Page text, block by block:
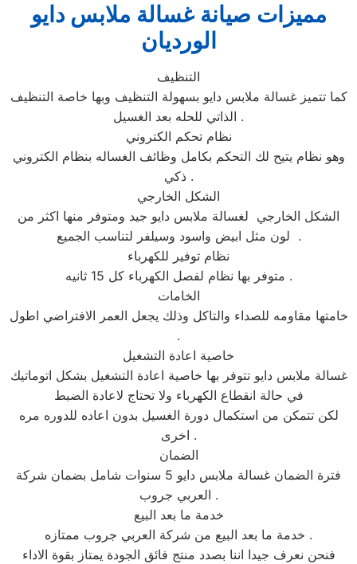
مميزات صيانة غسالة ملابس دايو
الورديان
التنظيف
كما تتميز غسالة ملابس دايو بسهولة التنظيف وبها خاصة التنظيف
الذاتي للحله بعد الغسيل .
نظام تحكم الكتروني
وهو نظام يتيح لك التحكم بكامل وظائف الغساله بنظام الكتروني
ذكي .
الشكل الخارجي
الشكل الخارجي لغسالة ملابس دايو جيد ومتوفر منها اكثر من
لون مثل ابيض واسود وسيلفر لتناسب الجميع .
نظام توفير للكهرباء
متوفر بها نظام لفصل الكهرباء كل 15 ثانيه .
الخامات
خامتها مقاومه للصداء والتاكل وذلك يجعل العمر الافتراضي اطول
.
خاصية اعادة التشغيل
غسالة ملابس دايو تتوفر بها خاصية اعادة التشغيل بشكل اتوماتيك
في حالة انقطاع الكهرباء ولا تحتاج لاعادة الضبط
لكن تتمكن من استكمال دورة الغسيل بدون اعاده للدوره مره
اخرى .
الضمان
فترة الضمان غسالة ملابس دايو 5 سنوات شامل بضمان شركة
العربي جروب .
خدمة ما بعد البيع
خدمة ما بعد البيع من شركة العربي جروب ممتازه .
فنحن نعرف جيدا اننا بصدد منتج فائق الجودة يمتاز بقوة الاداء